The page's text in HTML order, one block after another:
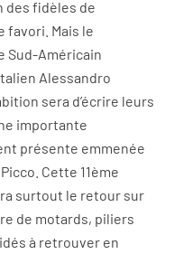
des fidèles de
favori. Mais le
Sud-Américain
Alessandro
sera d’écrire leurs
importante
présente emmenée
Cette 11ème
surtout le retour sur
de motards, piliers
à retrouver en